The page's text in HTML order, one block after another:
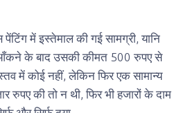
में इस्तेमाल की गई सामग्री, यानि
के बाद उसकी कीमत 500 रुपए से
में कोई नहीं, लेकिन फिर एक सामान्य
की तो न थी, फिर भी हजारों के दाम